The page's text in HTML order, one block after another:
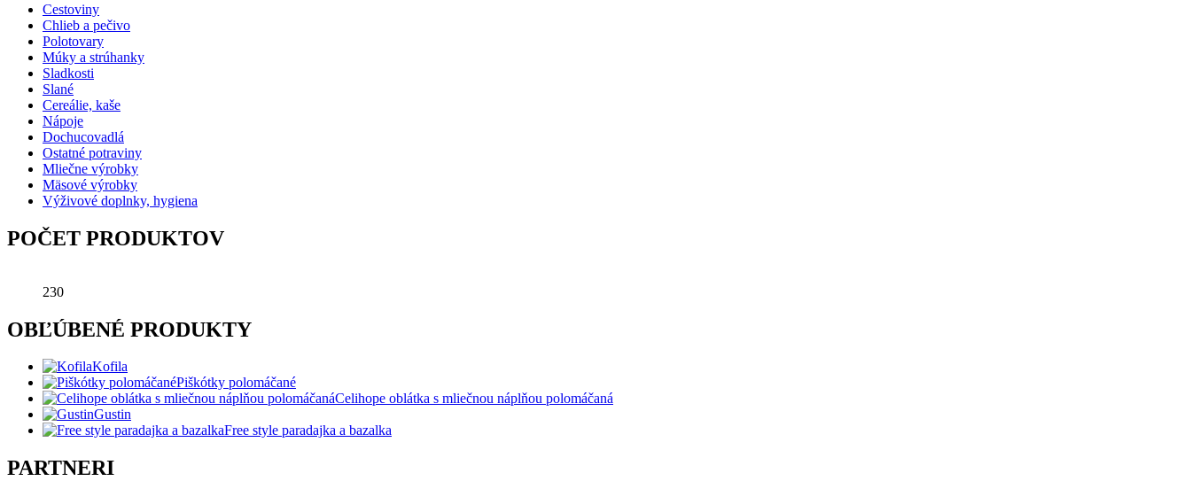
Cestoviny
Chlieb a pečivo
Polotovary
Múky a strúhanky
Sladkosti
Slané
Cereálie, kaše
Nápoje
Dochucovadlá
Ostatné potraviny
Mliečne výrobky
Mäsové výrobky
Výživové doplnky, hygiena
POČET PRODUKTOV
230
OBĽÚBENÉ PRODUKTY
Kofila
Piškótky polomáčané
Celihope oblátka s mliečnou náplňou polomáčaná
Gustin
Free style paradajka a bazalka
PARTNERI